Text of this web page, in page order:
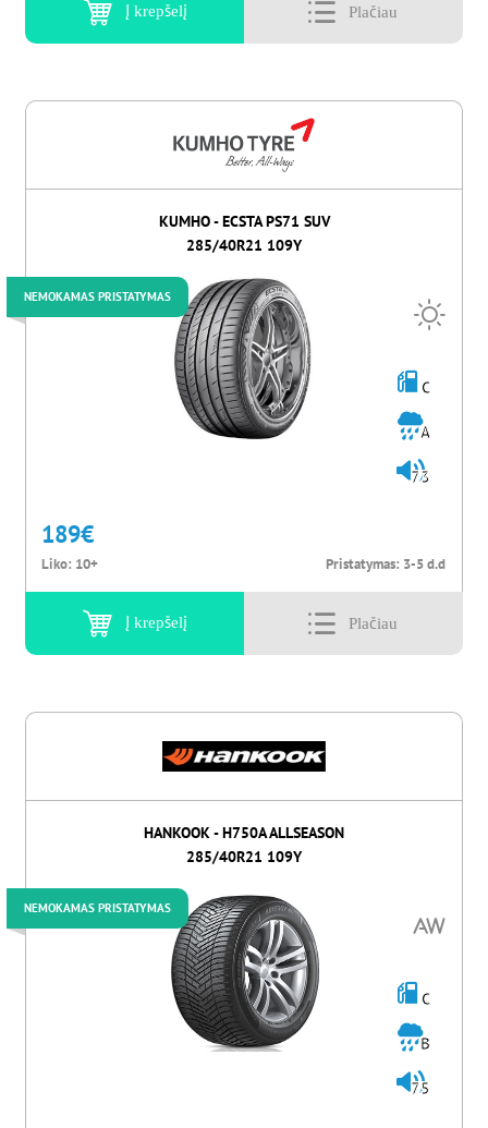
Į krepšelį
KUMHO - ECSTA PS71 SUV
285/40R21 109Y
NEMOKAMAS PRISTATYMAS
C
A
73
189€
Liko: 10+ Pristatymas: 3-5 d.d
Į krepšelį
HANKOOK - H750A ALLSEASON
285/40R21 109Y
NEMOKAMAS PRISTATYMAS
C
B
75